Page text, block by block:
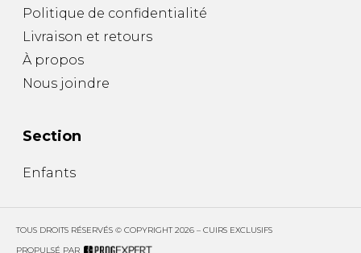
Politique de confidentialité
Livraison et retours
À propos
Nous joindre
Section
Enfants
TOUS DROITS RÉSERVÉS © COPYRIGHT 2026 – CUIRS EXCLUSIFS
PROPULSÉ PAR